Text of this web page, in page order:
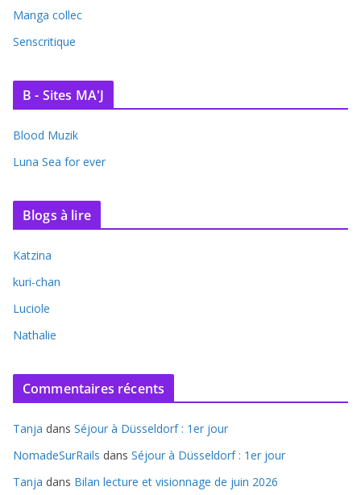
Manga collec
Senscritique
B - Sites MA'J
Blood Muzik
Luna Sea for ever
Blogs à lire
Katzina
kuri-chan
Luciole
Nathalie
Commentaires récents
Tanja dans Séjour à Düsseldorf : 1er jour
NomadeSurRails dans Séjour à Düsseldorf : 1er jour
Tanja dans Bilan lecture et visionnage de juin 2026